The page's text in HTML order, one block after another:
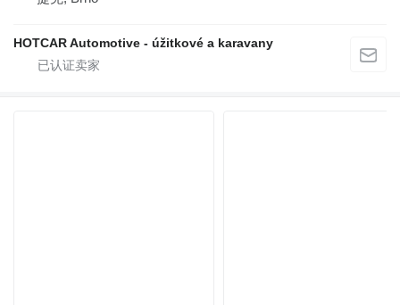
HOTCAR Automotive - úžitkové a karavany